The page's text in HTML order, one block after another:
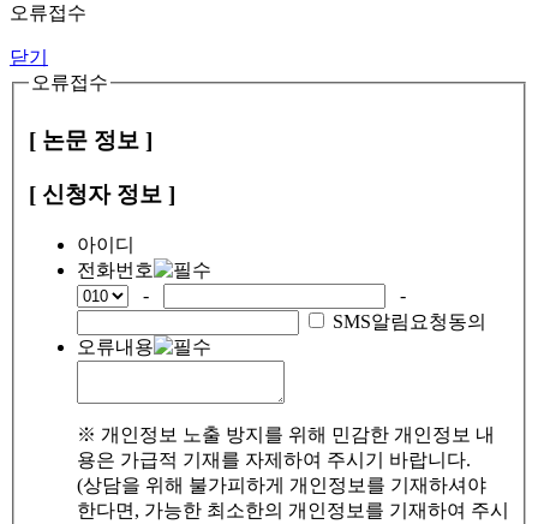
오류접수
닫기
오류접수
[ 논문 정보 ]
[ 신청자 정보 ]
아이디
전화번호
-
-
SMS알림요청동의
오류내용
※ 개인정보 노출 방지를 위해 민감한 개인정보 내
용은 가급적 기재를 자제하여 주시기 바랍니다.
(상담을 위해 불가피하게 개인정보를 기재하셔야
한다면, 가능한 최소한의 개인정보를 기재하여 주시